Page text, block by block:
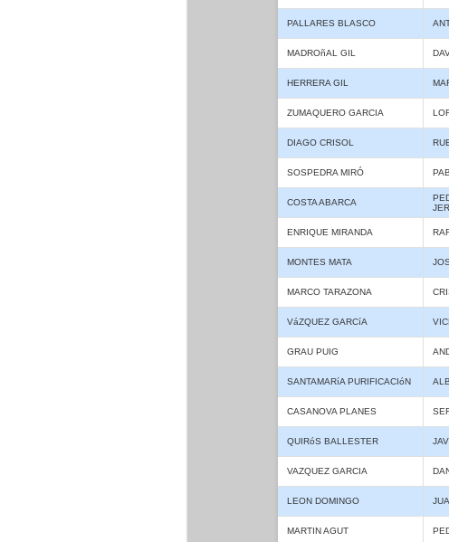
PALLARES BLASCO
MADROñAL GIL
HERRERA GIL
ZUMAQUERO GARCIA
DIAGO CRISOL
SOSPEDRA MIRÓ
COSTA ABARCA
ENRIQUE MIRANDA
MONTES MATA
MARCO TARAZONA
VáZQUEZ GARCíA
GRAU PUIG
SANTAMARíA PURIFICACIóN
CASANOVA PLANES
QUIRóS BALLESTER
VAZQUEZ GARCIA
LEON DOMINGO
MARTIN AGUT